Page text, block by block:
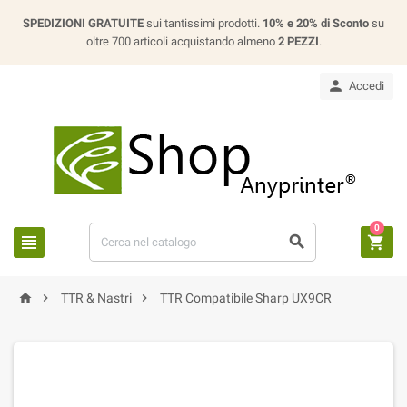
SPEDIZIONI GRATUITE sui tantissimi prodotti. 10% e 20% di Sconto su
oltre 700 articoli acquistando almeno 2 PEZZI.
 Accedi
  
0
  TTR & Nastri  TTR Compatibile Sharp UX9CR